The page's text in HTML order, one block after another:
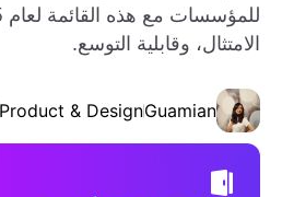
الامتثال، وقابلية التوسع.
Guamian
Product & Design